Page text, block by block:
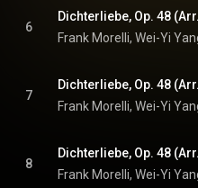
6
7
8